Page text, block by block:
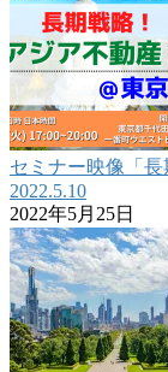
セミナー映像「長
2022.5.10
2022年5月25日